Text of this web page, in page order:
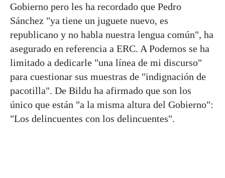
Gobierno pero les ha recordado que Pedro
Sánchez "ya tiene un juguete nuevo, es
republicano y no habla nuestra lengua común", ha
asegurado en referencia a ERC. A Podemos se ha
limitado a dedicarle "una línea de mi discurso"
para cuestionar sus muestras de "indignación de
pacotilla". De Bildu ha afirmado que son los
único que están "a la misma altura del Gobierno":
"Los delincuentes con los delincuentes".